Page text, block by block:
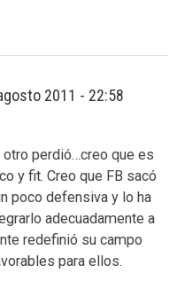
2011 - 22:58
perdió…creo que es
y fit. Creo que FB sacó
poco defensiva y lo ha
adecuadamente a
redefinió su campo
para ellos.